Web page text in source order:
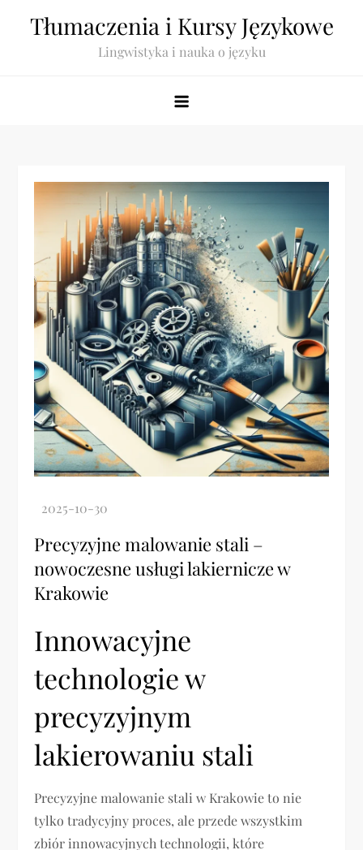
Tłumaczenia i Kursy Językowe
Lingwistyka i nauka o języku
Precyzyjne malowanie stali –
nowoczesne usługi lakiernicze w
Krakowie
Innowacyjne
technologie w
precyzyjnym
lakierowaniu stali
Precyzyjne malowanie stali w Krakowie to nie
tylko tradycyjny proces, ale przede wszystkim
zbiór innowacyjnych technologii, które